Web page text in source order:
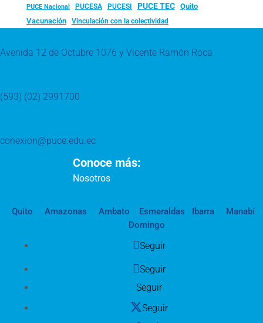
PUCE Nacional PUCESA PUCESI PUCE TEC
Quito
Vacunación
Vinculación con la colectividad
Avenida 12 de Octubre 1076 y Vicente Ramón Roca
(593) (02) 2991700
conexion@puce.edu.ec
Conoce más:
Nosotros
Quito Amazonas Ambato Esmeraldas Ibarra
Manabí
Domingo
Seguir
Seguir
Seguir
Seguir